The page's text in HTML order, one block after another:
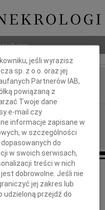
i głębokim smutkiem
wiadomość o śmierci
jeśli wyrazisz
sp. z o.o. oraz jej
Partnerów IAB,
powiązaną z
Twoje dane
e-mail czy
informacje zapisane w
w szczególności
do
w swoich serwisach,
treści w nich
dobrowolne. Jeśli nie
jej zakres lub
udzieloną przejdź do